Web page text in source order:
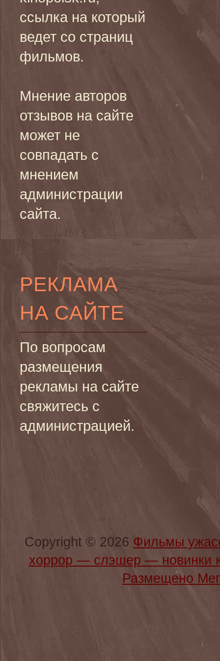
ссылка на который
ведет со страниц
фильмов.
Мнение авторов
отзывов на сайте
может не
совпадать с
мнением
администрации
сайта.
РЕКЛАМА
НА САЙТЕ
По вопросам
размещения
рекламы на сайте
свяжитесь с
администрацией.
Copyright © 2026 Фильмы
хоррор — слэшер —
Размещено